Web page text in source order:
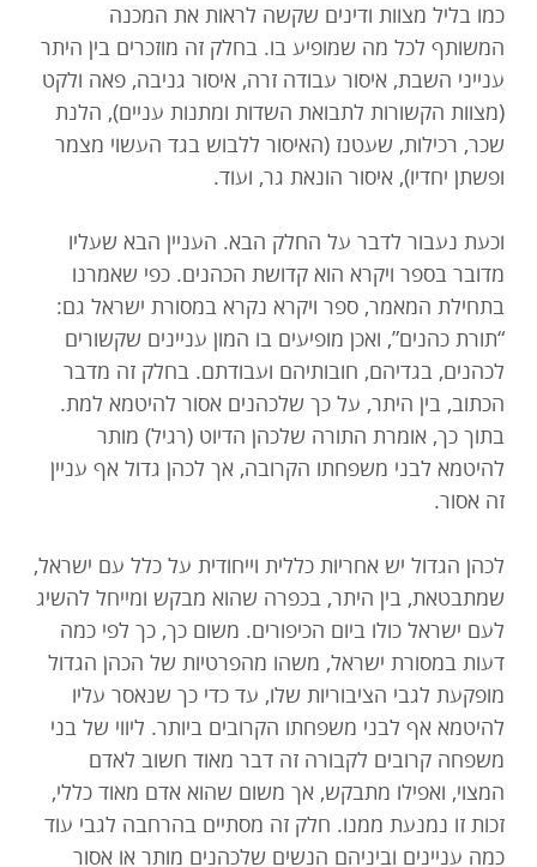
כמו בליל מצוות ודינים שקשה לראות את המכנה
המשותף לכל מה שמופיע בו. בחלק זה מוזכרים בין היתר
ענייני השבת, איסור עבודה זרה, איסור גניבה, פאה ולקט
(מצוות הקשורות לתבואת השדות ומתנות עניים), הלנת
שכר, רכילות, שעטנז (האיסור ללבוש בגד העשוי מצמר
ופשתן יחדיו), איסור הונאת גר, ועוד.
וכעת נעבור לדבר על החלק הבא. העניין הבא שעליו
מדובר בספר ויקרא הוא קדושת הכהנים. כפי שאמרנו
בתחילת המאמר, ספר ויקרא נקרא במסורת ישראל גם:
“תורת כהנים”, ואכן מופיעים בו המון עניינים שקשורים
לכהנים, בגדיהם, חובותיהם ועבודתם. בחלק זה מדבר
הכתוב, בין היתר, על כך שלכהנים אסור להיטמא למת.
בתוך כך, אומרת התורה שלכהן הדיוט (רגיל) מותר
להיטמא לבני משפחתו הקרובה, אך לכהן גדול אף עניין
זה אסור.
לכהן הגדול יש אחריות כללית וייחודית על כלל עם ישראל,
שמתבטאת, בין היתר, בכפרה שהוא מבקש ומייחל להשיג
לעם ישראל כולו ביום הכיפורים. משום כך, כך לפי כמה
דעות במסורת ישראל, משהו מהפרטיות של הכהן הגדול
מופקעת לגבי הציבוריות שלו, עד כדי כך שנאסר עליו
להיטמא אף לבני משפחתו הקרובים ביותר. ליווי של בני
משפחה קרובים לקבורה זה דבר מאוד חשוב לאדם
המצוי, ואפילו מתבקש, אך משום שהוא אדם מאוד כללי,
זכות זו נמנעת ממנו. חלק זה מסתיים בהרחבה לגבי עוד
כמה עניינים וביניהם הנשים שלכהנים מותר או אסור